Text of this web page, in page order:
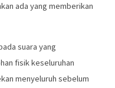
ada yang memberikan
suara yang
fisik keseluruhan
menyeluruh sebelum